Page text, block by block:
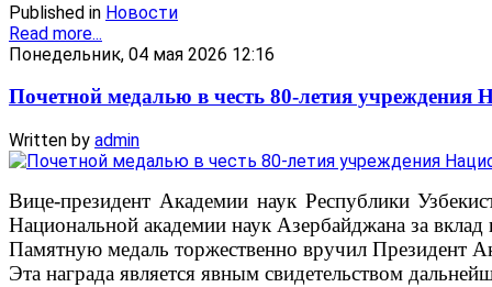
Published in Новости
Read more...
Понедельник, 04 мая 2026 12:16
Почетной медалью в честь 80-летия
Written by admin
Вице-президент Академии наук Республики
Национальной академии наук Азербайджана за
Памятную медаль торжественно вручил Президент
Эта награда является явным свидетельством